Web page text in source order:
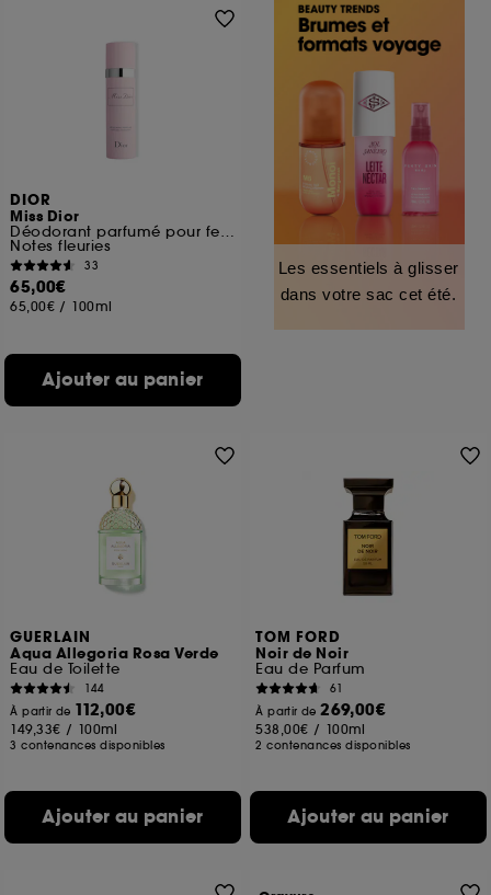
DIOR
Miss Dior
Déodorant parfumé pour femme vaporisateur
Notes fleuries
33
65,00€
65,00€ / 100ml
Ajouter au panier
Les essentiels à glisser
dans votre sac cet été.
GUERLAIN
Aqua Allegoria Rosa Verde
Eau de Toilette
144
À partir de 112,00€
149,33€ / 100ml
3 contenances disponibles
Ajouter au panier
TOM FORD
Noir de Noir
Eau de Parfum
61
À partir de269,00€
538,00€ / 100ml
2 contenances disponibles
Ajouter au panier